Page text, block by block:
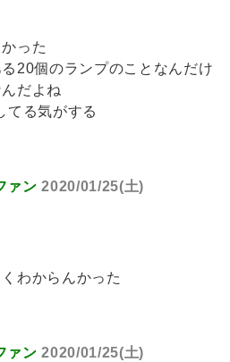
った
20個のランプのことなんだけ
だよね
てる気がする
ァン 2020/01/25(土)
わからんかった
ァン 2020/01/25(土)